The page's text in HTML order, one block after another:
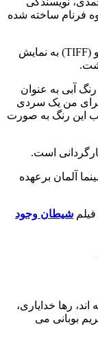
فرنام ساخته شده
این فیلم در در بخش دیسکاوری جشنواره تورنتو (TIFF) به نمایش
آبی به عنوان
من یک سردی
این رنگ به صورت
است.
آلمان برعهده
شیطان وجود
رها خدایاری،
بوبانی می